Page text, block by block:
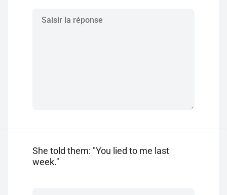
She told them: "You lied to me last
week."